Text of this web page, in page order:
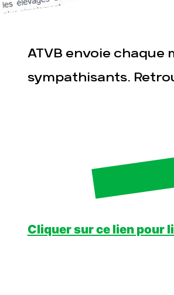
ATVB envoie chaque
sympathisants.
Cliquer sur ce lien pour